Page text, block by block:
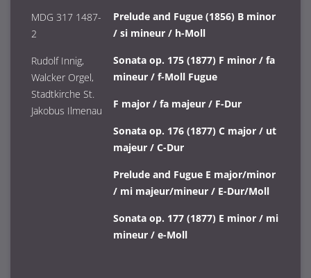
MDG 317 1487-
2
Rudolf Innig,
Walcker Orgel,
Stadtkirche St.
Jakobus Ilmenau
Prelude and Fugue (1856) B minor
/ si mineur / h-Moll
Sonata op. 175 (1877) F minor / fa
mineur / f-Moll Fugue
F major / fa majeur / F-Dur
Sonata op. 176 (1877) C major / ut
majeur / C-Dur
Prelude and Fugue E major/minor
/ mi majeur/mineur / E-Dur/Moll
Sonata op. 177 (1877) E minor / mi
mineur / e-Moll